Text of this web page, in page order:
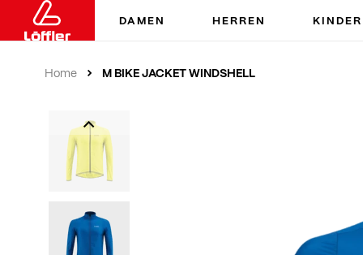
DAMEN HERREN KINDER
Home M BIKE JACKET WINDSHELL